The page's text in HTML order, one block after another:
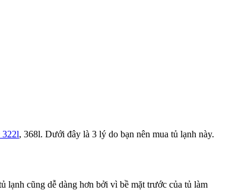
322l, 368l. Dưới đây là 3 lý do bạn nên mua tủ lạnh này.
lạnh cũng dễ dàng hơn bởi vì bề mặt trước của tủ làm